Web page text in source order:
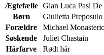
Ægtefælle Gian Luca Pasi
Børn
Giulietta
Forældre
Michael
Søskende
Juliet Chastain
Hårfarve
Rødt hår